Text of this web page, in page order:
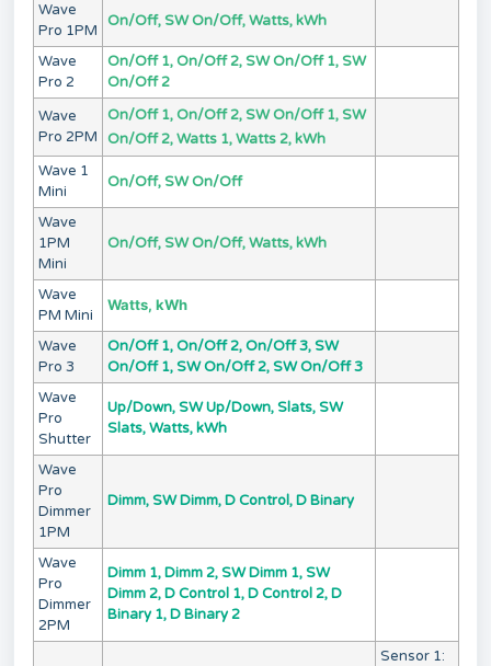
Wave
Pro 1PM
On/Off, SW On/Off, Watts, kWh
Wave
Pro 2
On/Off 1, On/Off 2, SW On/Off 1, SW
On/Off 2
Wave
Pro 2PM
On/Off 1, On/Off 2, SW On/Off 1, SW
On/Off 2, Watts 1, Watts 2, kWh
Wave 1
Mini
On/Off, SW On/Off
Wave
1PM
Mini
On/Off, SW On/Off, Watts, kWh
Wave
PM Mini
Watts, kWh
Wave
Pro 3
On/Off 1, On/Off 2, On/Off 3, SW
On/Off 1, SW On/Off 2, SW On/Off 3
Wave
Pro
Shutter
Up/Down, SW Up/Down, Slats, SW
Slats, Watts, kWh
Wave
Pro
Dimmer
1PM
Dimm, SW Dimm, D Control, D Binary
Wave
Pro
Dimmer
2PM
Dimm 1, Dimm 2, SW Dimm 1, SW
Dimm 2, D Control 1, D Control 2, D
Binary 1, D Binary 2
Sensor 1: